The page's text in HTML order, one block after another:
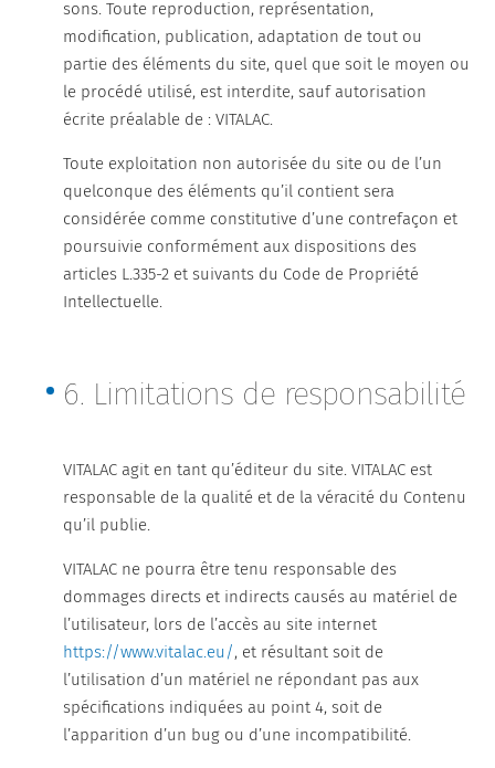
sons. Toute reproduction, représentation,
modification, publication, adaptation de tout ou
partie des éléments du site, quel que soit le moyen ou
le procédé utilisé, est interdite, sauf autorisation
écrite préalable de : VITALAC.
Toute exploitation non autorisée du site ou de l’un
quelconque des éléments qu’il contient sera
considérée comme constitutive d’une contrefaçon et
poursuivie conformément aux dispositions des
articles L.335-2 et suivants du Code de Propriété
Intellectuelle.
6. Limitations de responsabilité
VITALAC agit en tant qu’éditeur du site. VITALAC est
responsable de la qualité et de la véracité du Contenu
qu’il publie.
VITALAC ne pourra être tenu responsable des
dommages directs et indirects causés au matériel de
l’utilisateur, lors de l’accès au site internet
https://www.vitalac.eu/, et résultant soit de
l’utilisation d’un matériel ne répondant pas aux
spécifications indiquées au point 4, soit de
l’apparition d’un bug ou d’une incompatibilité.